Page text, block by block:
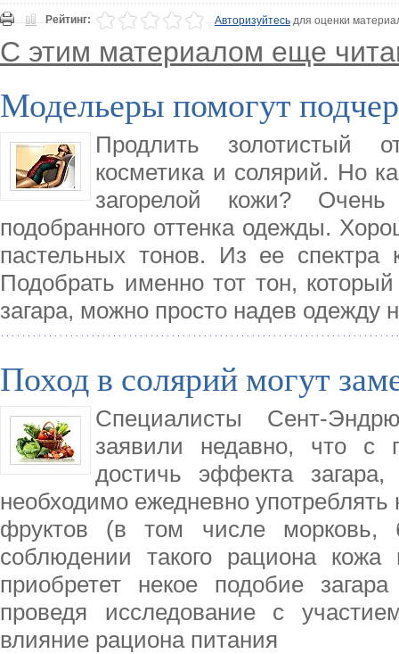
Рейтинг: Авторизуйтесьдля оценки
С этим материалом еще
Модельеры помогут
Продлить золотистый
косметика и солярий. Но
загорелой кожи?
подобранного оттенка одежды.
пастельных тонов. Из ее
Подобрать именно тот тон,
загара, можно просто надев одежду
Поход в солярий могут
Специалисты Сент-
заявили недавно, что с
достичь эффекта
необходимо ежедневно
фруктов (в том числе морковь,
соблюдении такого рациона
приобретет некое подобие
проведя исследование с
влияние рациона питания